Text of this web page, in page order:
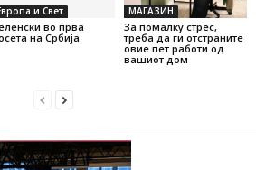
и Свет
во прва
на Србија
МАГАЗИН
За помалку стрес,
треба да ги отстраните
овие пет работи од
вашиот дом